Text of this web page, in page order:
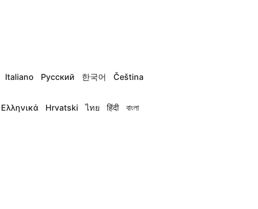
Italiano Русский 한국어 Čeština
Ελληνικά Hrvatski ไทย हिंदी বাংলা